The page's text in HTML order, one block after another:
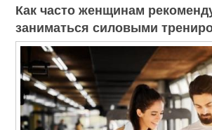
Как часто женщинам
заниматься силовыми